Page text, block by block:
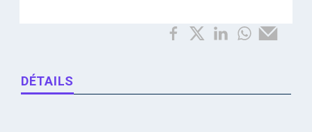
DÉTAILS